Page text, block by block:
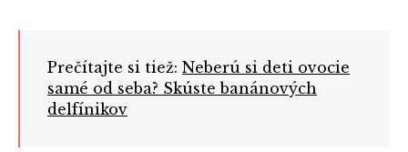
Prečítajte si tiež: Neberú si deti ovocie
samé od seba? Skúste banánových
delfínikov